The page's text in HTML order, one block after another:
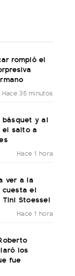
rompió el
Hace 35 minutos
y al
el salto a
Hace 1 hora
ver a la
cuesta el
Stoessel
Hace 1 hora
los
fue